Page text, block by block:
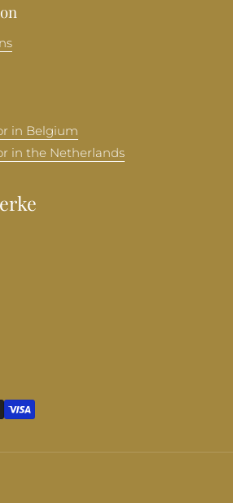
in Belgium
in the Netherlands